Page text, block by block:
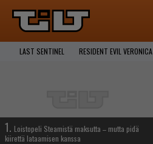
LAST SENTINEL RESIDENT EVIL VERONICA
1. Loistopeli Steamistä maksutta – mutta pidä
kiirettä lataamisen kanssa